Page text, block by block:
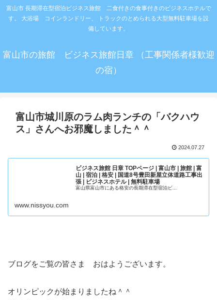
富山市 長期滞在型宿泊ビジネス旅館 二食付きの食事付きのビジネスホテルで
す。 大浴場 コインランドリー、 トラックのとめられる大型無料駐車場を設
備しています。
富山市の旅館 ビジネス旅館日章 （工事関係者様歓迎
の宿）
富山市城川原のラム肉ランチの「バクハウ
ス」さんへお邪魔しました＾＾
2024.07.27
ビジネス旅館 日章 TOPページ | 富山市 | 旅館 | 富
山 | 宿泊 | 格安 | 国道8号豊田新屋立体道路工事出
張 | ビジネスホテル | 無料駐車場
富山県富山市にある格安の長期滞在型宿泊ビ...
www.nissyou.com
ブログをご覧の皆さま おはようございます。
オリンピックが始まりましたね＾＾